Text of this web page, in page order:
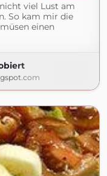
viel Lust am
So kam mir die
einen